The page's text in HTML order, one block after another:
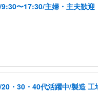
〜17:30/主婦・主夫歓迎
・30・40代活躍中/製造 工